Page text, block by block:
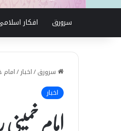
سرورق افکار
سرورق/اخبار/
اخبار